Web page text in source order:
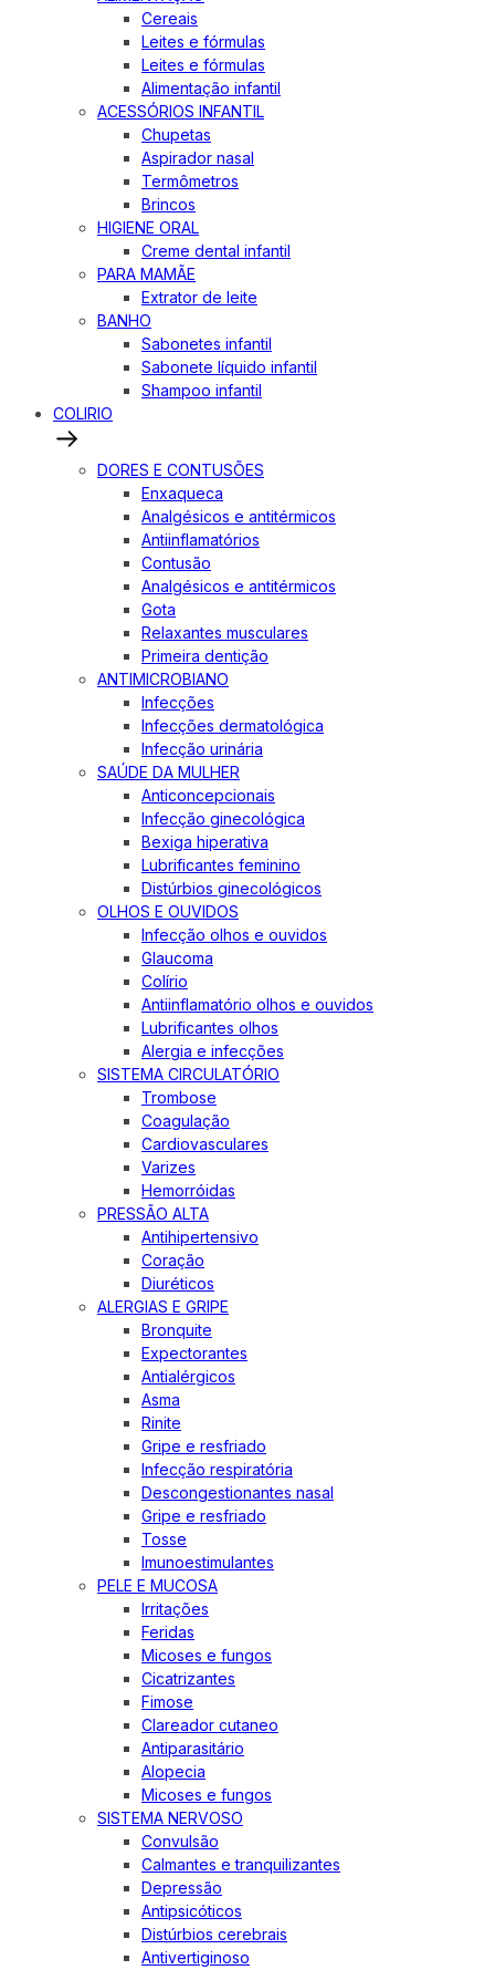
Cereais
Leites e fórmulas
Leites e fórmulas
Alimentação infantil
ACESSÓRIOS INFANTIL
Chupetas
Aspirador nasal
Termômetros
Brincos
HIGIENE ORAL
Creme dental infantil
PARA MAMÃE
Extrator de leite
BANHO
Sabonetes infantil
Sabonete líquido infantil
Shampoo infantil
COLIRIO
DORES E CONTUSÕES
Enxaqueca
Analgésicos e antitérmicos
Antiinflamatórios
Contusão
Analgésicos e antitérmicos
Gota
Relaxantes musculares
Primeira dentição
ANTIMICROBIANO
Infecções
Infecções dermatológica
Infecção urinária
SAÚDE DA MULHER
Anticoncepcionais
Infecção ginecológica
Bexiga hiperativa
Lubrificantes feminino
Distúrbios ginecológicos
OLHOS E OUVIDOS
Infecção olhos e ouvidos
Glaucoma
Colírio
Antiinflamatório olhos e ouvidos
Lubrificantes olhos
Alergia e infecções
SISTEMA CIRCULATÓRIO
Trombose
Coagulação
Cardiovasculares
Varizes
Hemorróidas
PRESSÃO ALTA
Antihipertensivo
Coração
Diuréticos
ALERGIAS E GRIPE
Bronquite
Expectorantes
Antialérgicos
Asma
Rinite
Gripe e resfriado
Infecção respiratória
Descongestionantes nasal
Gripe e resfriado
Tosse
Imunoestimulantes
PELE E MUCOSA
Irritações
Feridas
Micoses e fungos
Cicatrizantes
Fimose
Clareador cutaneo
Antiparasitário
Alopecia
Micoses e fungos
SISTEMA NERVOSO
Convulsão
Calmantes e tranquilizantes
Depressão
Antipsicóticos
Distúrbios cerebrais
Antivertiginoso